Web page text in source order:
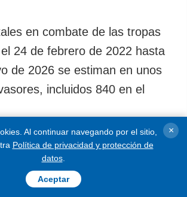
en combate de las tropas
24 de febrero de 2022 hasta
de 2026 se estiman en unos
incluidos 840 en el
el Estado Mayor General de las
de Ucrania vía Facebook,
Al continuar navegando por el sitio,
Política de privacidad y protección de
datos.
Aceptar
×